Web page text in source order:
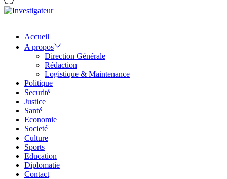
Accueil
A propos
Direction Générale
Rédaction
Logistique & Maintenance
Politique
Securité
Justice
Santé
Economie
Societé
Culture
Sports
Education
Diplomatie
Contact